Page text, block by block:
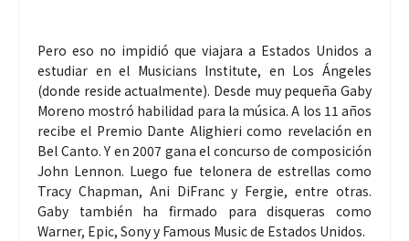
Pero eso no impidió que viajara a Estados Unidos a
estudiar en el Musicians Institute, en Los Ángeles
(donde reside actualmente). Desde muy pequeña Gaby
Moreno mostró habilidad para la música. A los 11 años
recibe el Premio Dante Alighieri como revelación en
Bel Canto. Y en 2007 gana el concurso de composición
John Lennon. Luego fue telonera de estrellas como
Tracy Chapman, Ani DiFranc y Fergie, entre otras.
Gaby también ha firmado para disqueras como
Warner, Epic, Sony y Famous Music de Estados Unidos.